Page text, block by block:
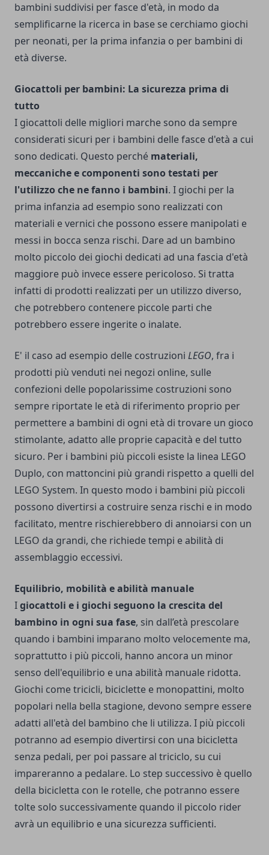
bambini suddivisi per fasce d'età, in modo da
semplificarne la ricerca in base se cerchiamo giochi
per neonati, per la prima infanzia o per bambini di
età diverse.
Giocattoli per bambini: La sicurezza prima di
tutto
I giocattoli delle migliori marche sono da sempre
considerati sicuri per i bambini delle fasce d'età a cui
sono dedicati. Questo perché materiali,
meccaniche e componenti sono testati per
l'utilizzo che ne fanno i bambini. I giochi per la
prima infanzia ad esempio sono realizzati con
materiali e vernici che possono essere manipolati e
messi in bocca senza rischi. Dare ad un bambino
molto piccolo dei giochi dedicati ad una fascia d'età
maggiore può invece essere pericoloso. Si tratta
infatti di prodotti realizzati per un utilizzo diverso,
che potrebbero contenere piccole parti che
potrebbero essere ingerite o inalate.
E' il caso ad esempio delle costruzioni LEGO, fra i
prodotti più venduti nei negozi online, sulle
confezioni delle popolarissime costruzioni sono
sempre riportate le età di riferimento proprio per
permettere a bambini di ogni età di trovare un gioco
stimolante, adatto alle proprie capacità e del tutto
sicuro. Per i bambini più piccoli esiste la linea LEGO
Duplo, con mattoncini più grandi rispetto a quelli del
LEGO System. In questo modo i bambini più piccoli
possono divertirsi a costruire senza rischi e in modo
facilitato, mentre rischierebbero di annoiarsi con un
LEGO da grandi, che richiede tempi e abilità di
assemblaggio eccessivi.
Equilibrio, mobilità e abilità manuale
Igiocattoli e i giochi seguono la crescita del
bambino in ogni sua fase, sin dall’età prescolare
quando i bambini imparano molto velocemente ma,
soprattutto i più piccoli, hanno ancora un minor
senso dell'equilibrio e una abilità manuale ridotta.
Giochi come tricicli, biciclette e monopattini, molto
popolari nella bella stagione, devono sempre essere
adatti all'età del bambino che li utilizza. I più piccoli
potranno ad esempio divertirsi con una bicicletta
senza pedali, per poi passare al triciclo, su cui
impareranno a pedalare. Lo step successivo è quello
della bicicletta con le rotelle, che potranno essere
tolte solo successivamente quando il piccolo rider
avrà un equilibrio e una sicurezza sufficienti.